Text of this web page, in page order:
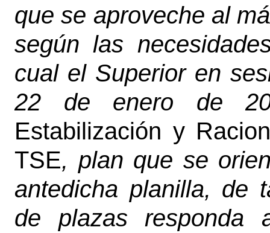
que se aproveche al
según las
cual el Superior en
22 de enero de
Estabilización y
TSE, plan que se
antedicha planilla, de
de plazas responda